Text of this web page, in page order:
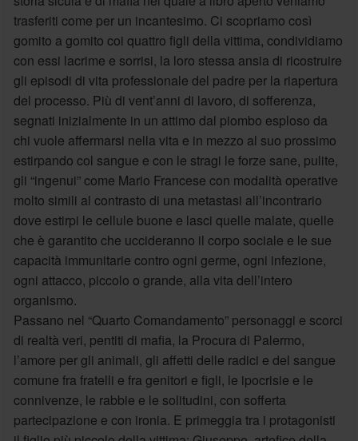
trasferiti come per un incantesimo. Ci scopriamo così
gomito a gomito coi quattro figli della vittima, condividiamo
con essi lacrime e sorrisi, la loro stessa ansia di ricostruire
gli episodi di vita professionale del padre per la riapertura
del processo. Più di vent’anni di lavoro, di sofferenza,
segnati inizialmente in un attimo dal piombo esploso da
chi vuole affermarsi nella vita e in mezzo al suo prossimo
estirpando col sangue e con le stragi le forze sane, pulite,
gli “ingenui” come Mario Francese con modalità operative
molto simili al contrasto di una metastasi all’incontrario
dove estirpi le cellule buone e lasci quelle malate, quelle
che è garantito che uccideranno il corpo sociale e le sue
capacità immunitarie contro ogni germe, ogni infezione,
ogni attacco, piccolo o grande, alla vita dell’intero
organismo.
Passano nel “Quarto Comandamento” personaggi e scorci
di realtà veri, pentiti di mafia, la Procura di Palermo,
l’amore per gli animali, gli affetti delle radici e del sangue
comune fra fratelli e fra genitori e figli, le ipocrisie e le
connivenze, le rabbie e le solitudini, con sofferta
partecipazione e con ironia. E primeggia tra i protagonisti